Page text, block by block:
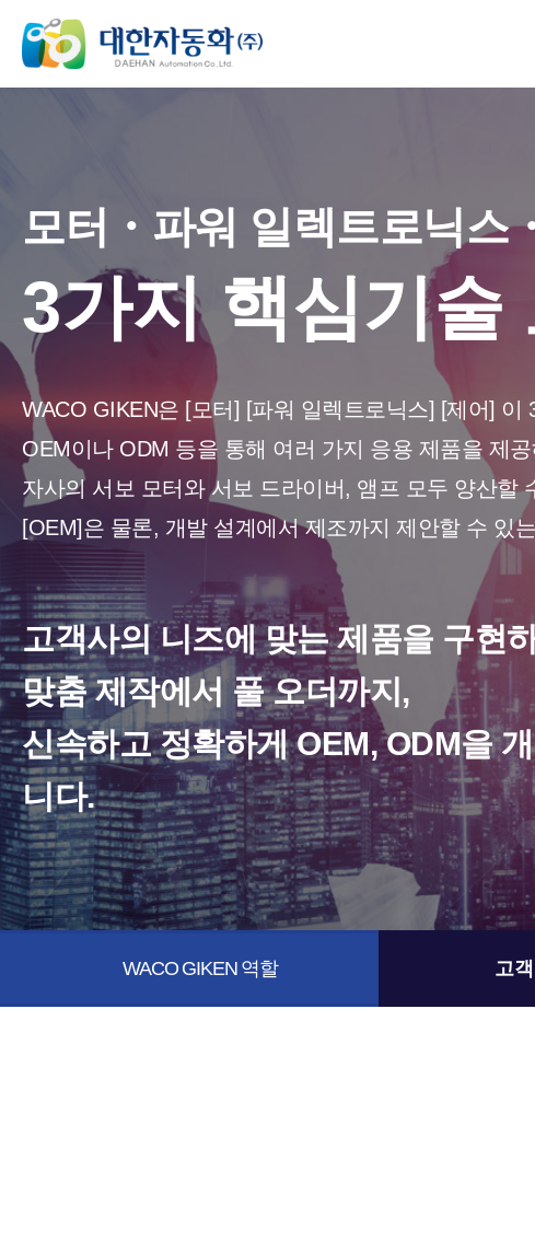
모터・파워 일렉트로닉스
3가지 핵심기술
WACO GIKEN은 [모터] [파워 일렉트로닉스] [제어] 이
OEM이나 ODM 등을 통해 여러 가지 응용 제품을 제
자사의 서보 모터와 서보 드라이버, 앰프 모두 양산할
[OEM]은 물론, 개발 설계에서 제조까지 제안할 수 있
고객사의 니즈에 맞는 제품을 구현
맞춤 제작에서 풀 오더까지,
신속하고 정확하게 OEM, ODM을
니다.
WACO GIKEN 역할 고